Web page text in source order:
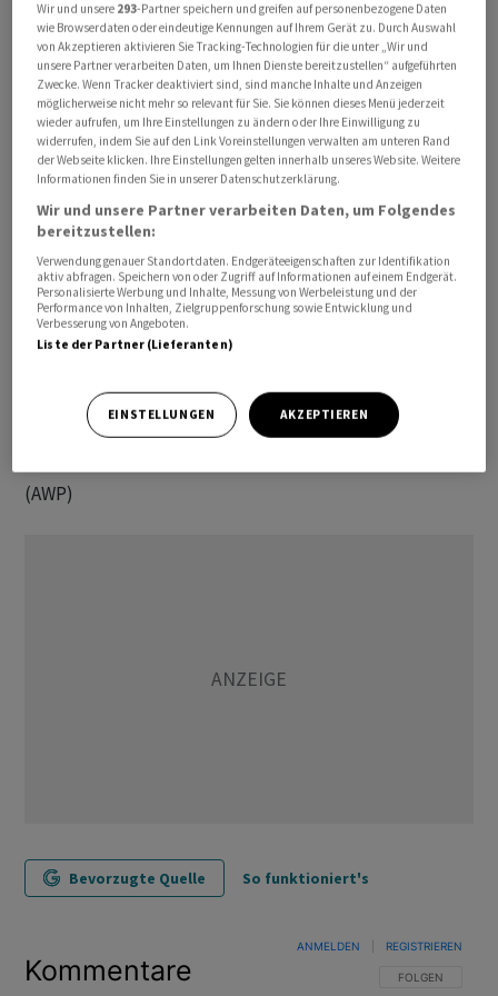
Spezialformaten sowie die Megaposter an den
Parkhäusern.
Das Mandat des Flughafens Zürich ist offenbar ein
wichtiger Auftrag für die Werbevermarkterin. ZKB-
Analyst Daniel Bürki schätzt dessen bisheriges Volumen
auf 15 bis 20 Millionen Franken oder rund 5 Prozent des
Konzernumsatzes.
Der Vertrag sei vor allem auch sehr gut für das Prestige
von APG. Bürki geht aber davon aus, dass der Vertrag
preismässig sehr umkämpft war. An der Börse wirft der
Deal kaum Wellen: Kurz nach Handelsstart notieren APG
(AWP)
Bevorzugte Quelle So funktioniert's
Kommentare FOLGE DIESER
FOLGEN
ANMELDEN REGISTRIEREN
Wir und unsere 293-Partner speichern und greifen auf personenbezogene Daten
wie Browserdaten oder eindeutige Kennungen auf Ihrem Gerät zu. Durch Auswahl
von Akzeptieren aktivieren Sie Tracking-Technologien für die unter „Wir und
unsere Partner verarbeiten Daten, um Ihnen Dienste bereitzustellen“ aufgeführten
Zwecke. Wenn Tracker deaktiviert sind, sind manche Inhalte und Anzeigen
möglicherweise nicht mehr so relevant für Sie. Sie können dieses Menü jederzeit
wieder aufrufen, um Ihre Einstellungen zu ändern oder Ihre Einwilligung zu
widerrufen, indem Sie auf den Link Voreinstellungen verwalten am unteren Rand
der Webseite klicken. Ihre Einstellungen gelten innerhalb unseres Website. Weitere
Informationen finden Sie in unserer Datenschutzerklärung.
Wir und unsere Partner verarbeiten Daten, um Folgendes
bereitzustellen:
Verwendung genauer Standortdaten. Endgeräteeigenschaften zur Identifikation
aktiv abfragen. Speichern von oder Zugriff auf Informationen auf einem Endgerät.
Personalisierte Werbung und Inhalte, Messung von Werbeleistung und der
Performance von Inhalten, Zielgruppenforschung sowie Entwicklung und
Verbesserung von Angeboten.
Liste der Partner (Lieferanten)
EINSTELLUNGEN AKZEPTIEREN